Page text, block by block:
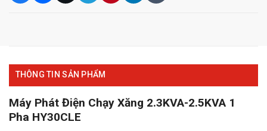
THÔNG TIN SẢN PHẨM
Máy Phát Điện Chạy Xăng 2.3KVA-2.5KVA 1
Pha HY30CLE